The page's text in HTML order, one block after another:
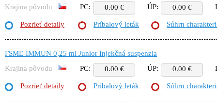
Krajina pôvodu
PC: 0.00 € ÚP: 0.00 €
Pozrieť detaily Príbalový leták Súhrn
FSME-IMMUN 0,25 ml Junior Injekčná suspenzia
Krajina pôvodu
PC: 0.00 € ÚP: 0.00 €
Pozrieť detaily Príbalový leták Súhrn